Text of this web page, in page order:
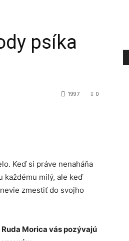
psíka
0
1997
Keď si práve nenaháňa
každému milý, ale keď
zmestiť do svojho
Morica vás pozývajú